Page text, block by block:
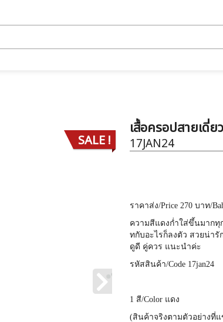
SALE !
เสื้อครอปสายเดี่ยว
17JAN24
ราคาส่ง/Price 270 บาท/
ความสีแดงก่ำใส่ขึ้นมากทุ
ทกับอะไรก็ลงตัว สวยน่ารั
ดูดี คู่ควร แนะนำค่ะ
รหัสสินค้า/Code 17jan24
1 สี/Color แดง
(สินค้าจริงตามตัวอย่างที่